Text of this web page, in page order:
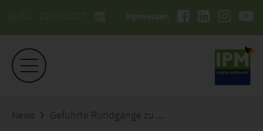
26.01. - 29.01.2027 #ipmessen
News Geführte Rundgänge zu Trends, Sortiment und Technik